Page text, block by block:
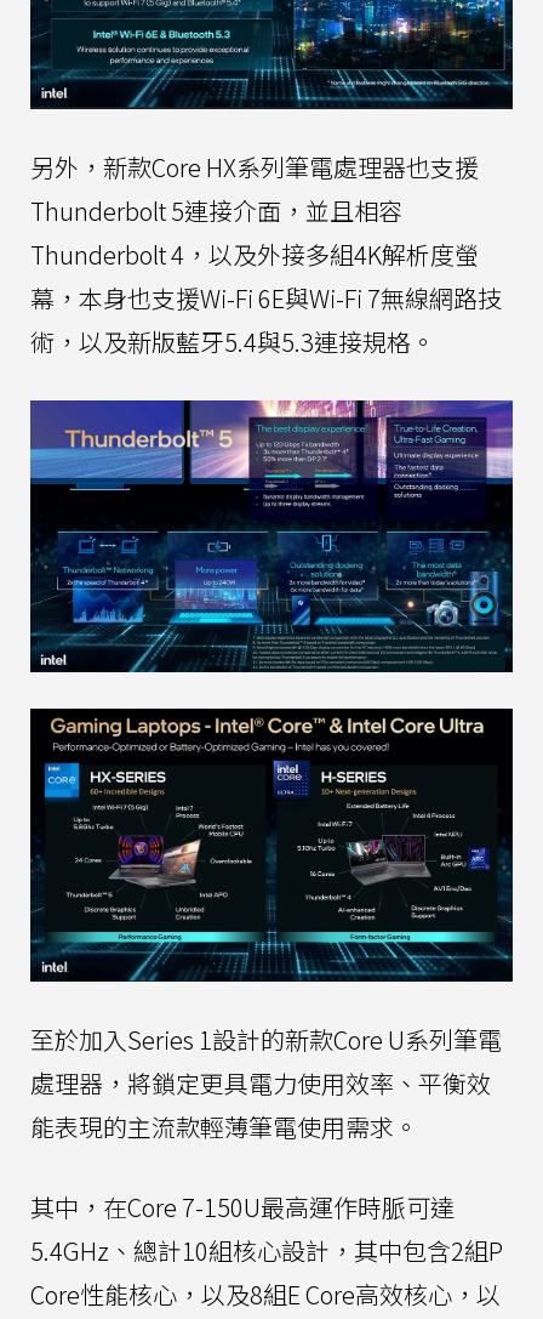
另外，新款Core HX系列筆電處理器也支援
Thunderbolt 5連接介面，並且相容
Thunderbolt 4，以及外接多組4K解析度螢
幕，本身也支援Wi-Fi 6E與Wi-Fi 7無線網路技
術，以及新版藍牙5.4與5.3連接規格。
至於加入Series 1設計的新款Core U系列筆電
處理器，將鎖定更具電力使用效率、平衡效
能表現的主流款輕薄筆電使用需求。
其中，在Core 7-150U最高運作時脈可達
5.4GHz、總計10組核心設計，其中包含2組P
Core性能核心，以及8組E Core高效核心，以